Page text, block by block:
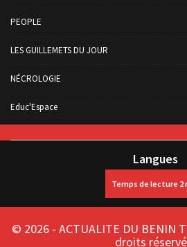
PEOPLE
LES GUILLEMETS DU JOUR
NÉCROLOGIE
Educ'Espace
Langues
© 2026 - ACTUALITE DU BENIN
droits